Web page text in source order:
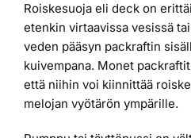
Roiskesuoja eli deck on
etenkin virtaavissa vesissä
veden pääsyn packraftin
kuivempana. Monet
että niihin voi kiinnittää
melojan vyötärön ympärille.